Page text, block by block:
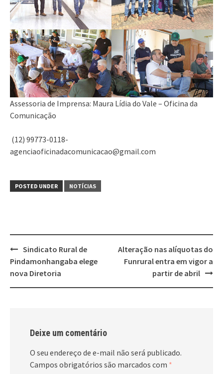
Assessoria de Imprensa: Maura Lídia do Vale – Oficina da
Comunicação
(12) 99773-0118-
agenciaoficinadacomunicacao@gmail.com
POSTED UNDER NOTÍCIAS
Post
navigation
Sindicato Rural de
Pindamonhangaba elege
nova Diretoria
Alteração nas alíquotas do
Funrural entra em vigor a
partir de abril
Deixe um comentário
O seu endereço de e-mail não será publicado.
Campos obrigatórios são marcados com *